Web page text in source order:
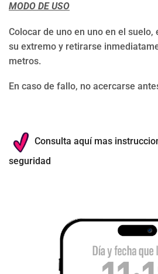
MODO DE USO
Colocar de uno en uno en el
su extremo y retirarse
metros.
En caso de fallo, no acercarse
Consulta aquí mas
seguridad